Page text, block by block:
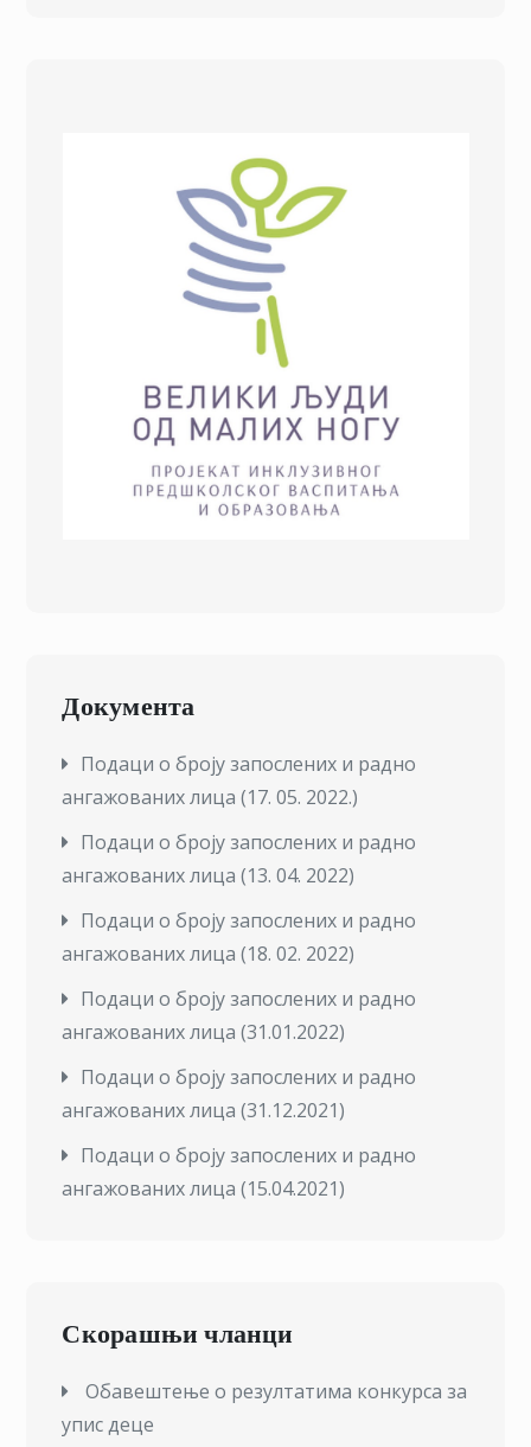
Документа
Подаци о броју запослених и радно
ангажованих лица (17. 05. 2022.)
Подаци о броју запослених и радно
ангажованих лица (13. 04. 2022)
Подаци о броју запослених и радно
ангажованих лица (18. 02. 2022)
Подаци о броју запослених и радно
ангажованих лица (31.01.2022)
Подаци о броју запослених и радно
ангажованих лица (31.12.2021)
Подаци о броју запослених и радно
ангажованих лица (15.04.2021)
Скорашњи чланци
Обавештење о резултатима конкурса за
упис деце